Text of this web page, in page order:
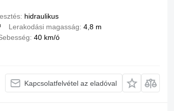
hidraulikus
Lerakodási magasság 4,8 m
40 km/ó
Kapcsolatfelvétel az eladóval